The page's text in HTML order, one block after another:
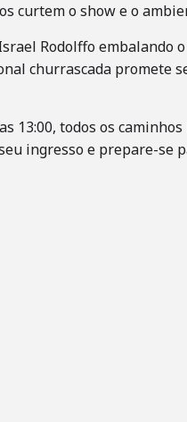
curtem o show e o
Rodolffo embalando
churrascada promete
13:00, todos os
ingresso e prepare-se